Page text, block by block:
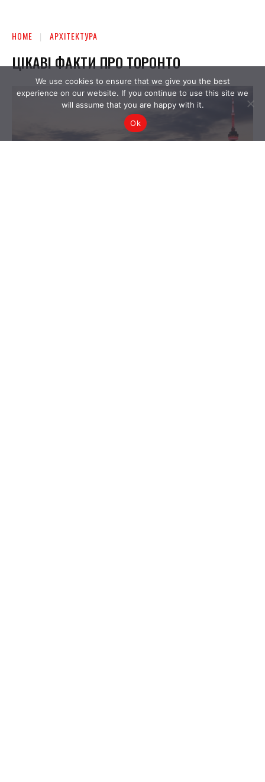
We use cookies to ensure that we give you the best
experience on our website. If you continue to use this site we
will assume that you are happy with it.
Ok